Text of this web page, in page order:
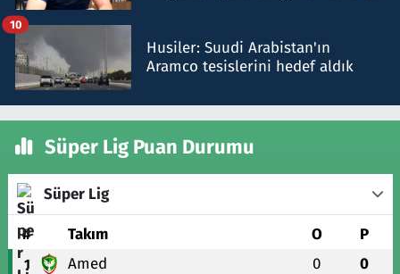
Husiler: Suudi Arabistan'ın
Aramco tesislerini hedef aldık
10
Süper Lig Puan Durumu
Süper Lig
# Takım O P
1 Amed 0 0